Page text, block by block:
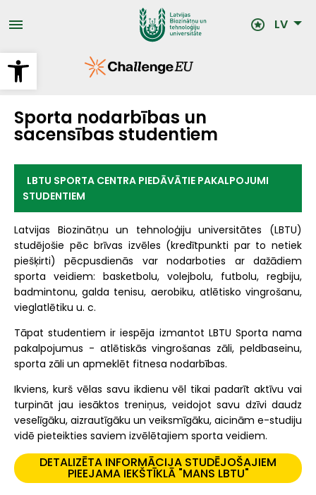
Open toolbar
uz
galveno LV
Sporta nodarbības un
sacensības studentiem
LBTU SPORTA CENTRA PIEDĀVĀTIE PAKALPOJUMI
STUDENTIEM
Latvijas Biozinātņu un tehnoloģiju universitātes (LBTU)
studējošie pēc brīvas izvēles (kredītpunkti par to netiek
piešķirti) pēcpusdienās var nodarboties ar dažādiem
sporta veidiem: basketbolu, volejbolu, futbolu, regbiju,
badmintonu, galda tenisu, aerobiku, atlētisko vingrošanu,
vieglatlētiku u. c.
Tāpat studentiem ir iespēja izmantot LBTU Sporta nama
pakalpojumus - atlētiskās vingrošanas zāli, peldbaseinu,
sporta zāli un apmeklēt fitnesa nodarbības.
Ikviens, kurš vēlas savu ikdienu vēl tikai padarīt aktīvu vai
turpināt jau iesāktos treniņus, veidojot savu dzīvi daudz
veselīgāku, aizrautīgāku un veiksmīgāku, aicinām e-studiju
vidē pieteikties saviem izvēlētajiem sporta veidiem.
DETALIZĒTA INFORMĀCIJA STUDĒJOŠAJIEM
PIEEJAMA IEKŠTĪKLĀ "MANS LBTU"